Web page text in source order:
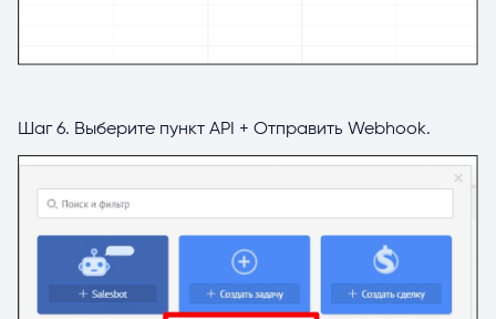
Шаг 6. Выберите пункт API + Отправить Webhook.